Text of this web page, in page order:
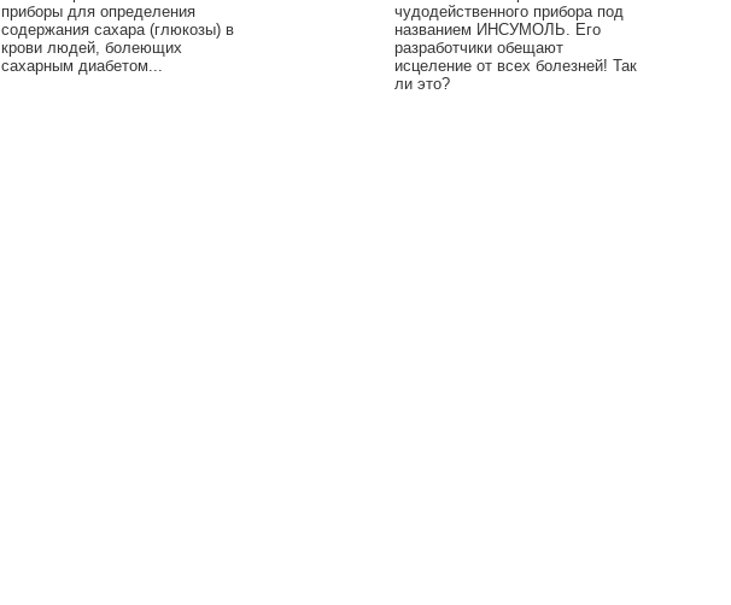
приборы для определения
содержания сахара (глюкозы) в
крови людей, болеющих
сахарным диабетом...
чудодейственного прибора под
названием ИНСУМОЛЬ. Его
разработчики обещают
исцеление от всех болезней! Так
ли это?